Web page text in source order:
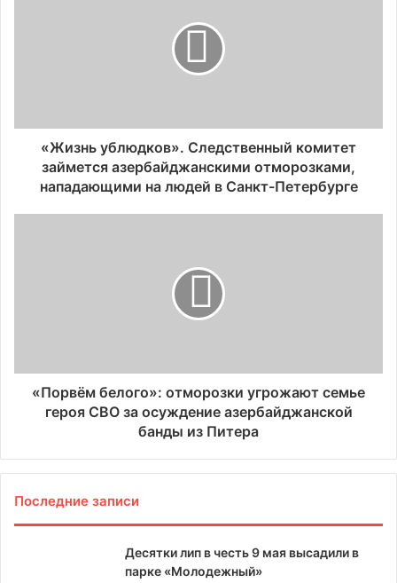
«Жизнь ублюдков». Следственный комитет
займется азербайджанскими отморозками,
нападающими на людей в Санкт-Петербурге
«Порвём белого»: отморозки угрожают семье
героя СВО за осуждение азербайджанской
банды из Питера
Последние записи
Десятки лип в честь 9 мая высадили в
парке «Молодежный»